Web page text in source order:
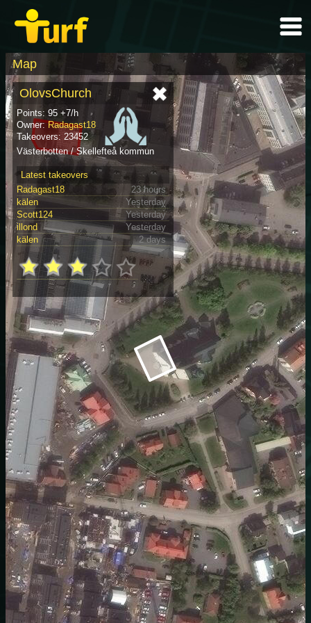
Map
OlovsChurch
Points: 95 +7/h
Owner:Radagast18
Takeovers: 23452
Västerbotten / Skellefteå kommun
Latest takeovers
Radagast18
23 hours
kälen
Yesterday
Scott124
Yesterday
illond
Yesterday
kälen
2 days